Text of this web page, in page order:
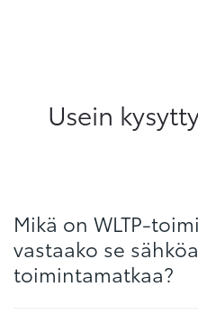
Usein
Mikä on WLTP-
vastaako se
toimintamatkaa?